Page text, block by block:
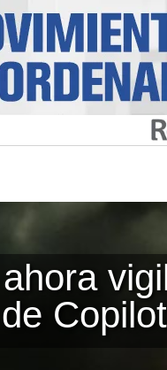
Copilot